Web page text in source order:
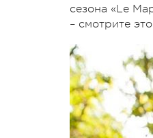
сезона «Le
– смотрите